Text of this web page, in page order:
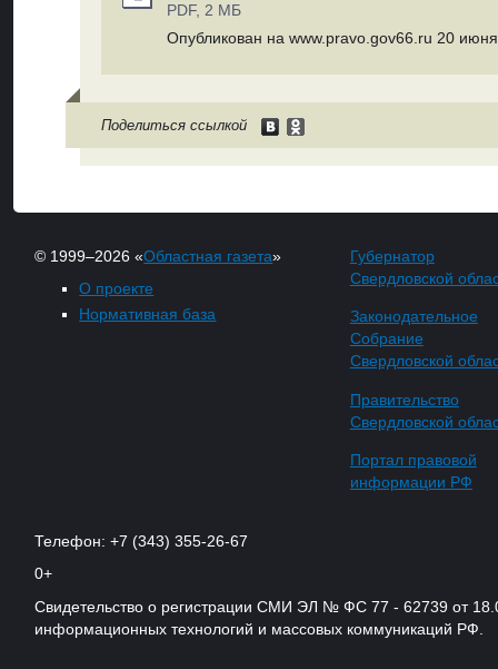
PDF, 2 МБ
Опубликован на www.pravo.gov66.ru 20 июня
Поделиться ссылкой
© 1999–2026 «Областная газета»
О проекте
Нормативная база
Губернатор
Свердловской
Законодательное
Собрание
Свердловской
Правительство
Свердловской
Портал правовой
информации РФ
Телефон: +7 (343) 355-26-67
0+
Свидетельство о регистрации СМИ ЭЛ № ФС 77 - 62739 от
информационных технологий и массовых коммуникаций РФ.